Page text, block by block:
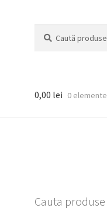
după:
0,00 lei 0 elemente
Cauta produse